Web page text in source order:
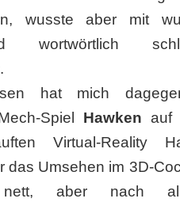
wusste aber mit
wortwörtlich
hat mich
Spiel Hawken auf
Virtual-Reality
das Umsehen im 3D-
nett, aber nach